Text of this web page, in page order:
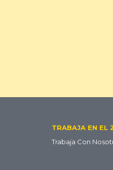
Footer
ES
TRABAJA EN EL
Trabaja Con